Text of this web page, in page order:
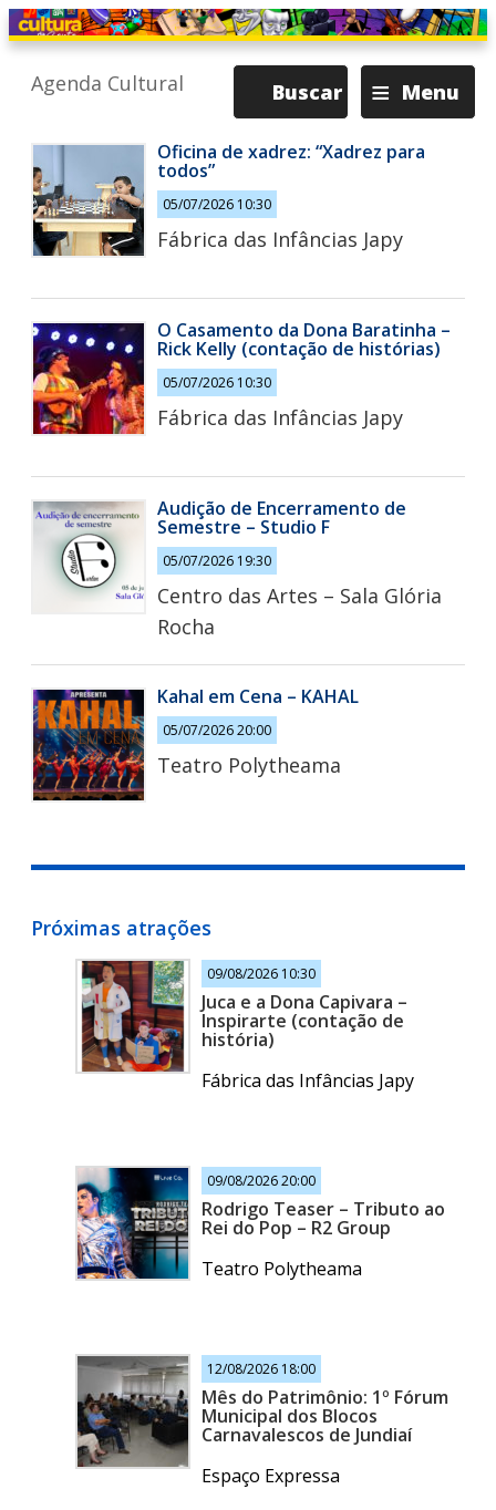
≡ Menu
Buscar
Agenda Cultural
Oficina de xadrez: “Xadrez para
todos”
05/07/2026 10:30
Fábrica das Infâncias Japy
O Casamento da Dona Baratinha –
Rick Kelly (contação de histórias)
05/07/2026 10:30
Fábrica das Infâncias Japy
Audição de Encerramento de
Semestre – Studio F
05/07/2026 19:30
Centro das Artes – Sala Glória
Rocha
Kahal em Cena – KAHAL
05/07/2026 20:00
Teatro Polytheama
Próximas atrações
09/08/2026 10:30
Juca e a Dona Capivara –
Inspirarte (contação de
história)
Fábrica das Infâncias Japy
09/08/2026 20:00
Rodrigo Teaser – Tributo ao
Rei do Pop – R2 Group
Teatro Polytheama
12/08/2026 18:00
Mês do Patrimônio: 1º Fórum
Municipal dos Blocos
Carnavalescos de Jundiaí
Espaço Expressa